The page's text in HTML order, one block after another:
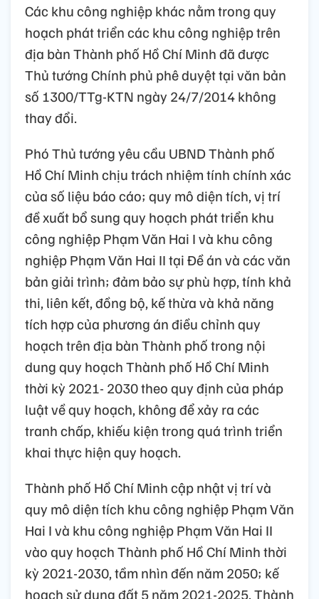
Các khu công nghiệp khác nằm trong quy
hoạch phát triển các khu công nghiệp trên
địa bàn Thành phố Hồ Chí Minh đã được
Thủ tướng Chính phủ phê duyệt tại văn bản
số 1300/TTg-KTN ngày 24/7/2014 không
thay đổi.
Phó Thủ tướng yêu cầu UBND Thành phố
Hồ Chí Minh chịu trách nhiệm tính chính xác
của số liệu báo cáo; quy mô diện tích, vị trí
đề xuất bổ sung quy hoạch phát triển khu
công nghiệp Phạm Văn Hai I và khu công
nghiệp Phạm Văn Hai II tại Đề án và các văn
bản giải trình; đảm bảo sự phù hợp, tính khả
thi, liên kết, đồng bộ, kế thừa và khả năng
tích hợp của phương án điều chỉnh quy
hoạch trên địa bàn Thành phố trong nội
dung quy hoạch Thành phố Hồ Chí Minh
thời kỳ 2021- 2030 theo quy định của pháp
luật về quy hoạch, không để xảy ra các
tranh chấp, khiếu kiện trong quá trình triển
khai thực hiện quy hoạch.
Thành phố Hồ Chí Minh cập nhật vị trí và
quy mô diện tích khu công nghiệp Phạm Văn
Hai I và khu công nghiệp Phạm Văn Hai II
vào quy hoạch Thành phố Hồ Chí Minh thời
kỳ 2021-2030, tầm nhìn đến năm 2050; kế
hoạch sử dụng đất 5 năm 2021-2025. Thành